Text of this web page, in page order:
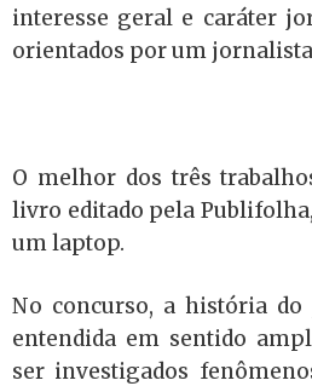
interesse geral e caráter
orientados por um jornalista
O melhor dos três
livro editado pela
um laptop.
No concurso, a história
entendida em sentido
ser investigados